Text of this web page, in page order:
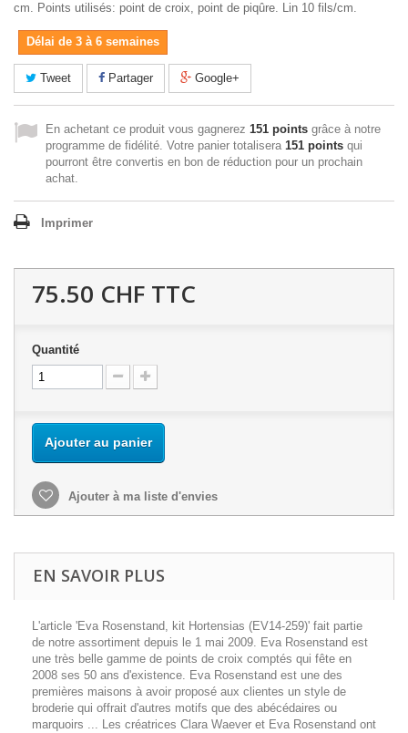
cm. Points utilisés: point de croix, point de piqûre. Lin 10 fils/cm.
Délai de 3 à 6 semaines
Tweet Partager Google+
En achetant ce produit vous gagnerez 151 points grâce à notre
programme de fidélité. Votre panier totalisera 151 points qui
pourront être convertis en bon de réduction pour un prochain
achat.
Imprimer
75.50 CHF TTC
Quantité
Ajouter au panier
Ajouter à ma liste d'envies
EN SAVOIR PLUS
L'article 'Eva Rosenstand, kit Hortensias (EV14-259)' fait partie
de notre assortiment depuis le 1 mai 2009. Eva Rosenstand est
une très belle gamme de points de croix comptés qui fête en
2008 ses 50 ans d'existence. Eva Rosenstand est une des
premières maisons à avoir proposé aux clientes un style de
broderie qui offrait d'autres motifs que des abécédaires ou
marquoirs ... Les créatrices Clara Waever et Eva Rosenstand ont